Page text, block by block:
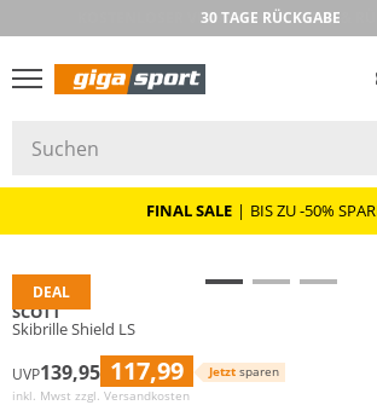
30 TAGE RÜCKGABE
FINAL SALE | BIS ZU -50%
DEAL
SCOTT
Skibrille Shield LS
UVP139,95 117,99 Jetzt sparen
inkl. Mwst zzgl. Versandkosten